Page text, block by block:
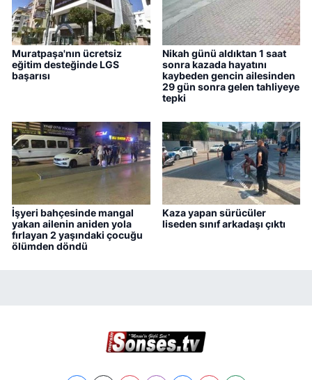
Muratpaşa'nın ücretsiz
eğitim desteğinde LGS
başarısı
Nikah günü aldıktan 1 saat
sonra kazada hayatını
kaybeden gencin ailesinden
29 gün sonra gelen tahliyeye
tepki
İşyeri bahçesinde mangal
yakan ailenin aniden yola
fırlayan 2 yaşındaki çocuğu
ölümden döndü
Kaza yapan sürücüler
liseden sınıf arkadaşı çıktı